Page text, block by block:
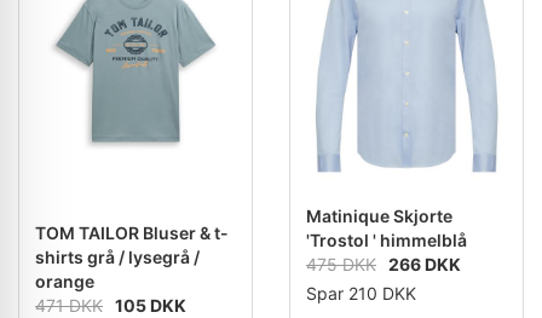
TOM TAILOR Bluser & t-
shirts grå / lysegrå /
orange
471 DKK 105 DKK
Matinique Skjorte
'Trostol ' himmelblå
475 DKK 266 DKK
Spar 210 DKK